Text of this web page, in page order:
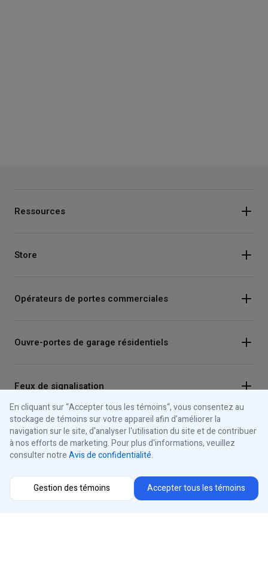
Ressources
Store
Opérateurs de portes commerciales
Ouvre-portes de garage résidentiels
Feux de signalisation
Panneaux de commande
À propos d'iControls
En cliquant sur “Accepter tous les témoins“, vous consentez au
stockage de témoins sur votre appareil afin d'améliorer la
navigation sur le site, d'analyser l'utilisation du site et de contribuer
à nos efforts de marketing. Pour plus d'informations, veuillez
consulter notreAvis de confidentialité.
Gestion des témoins Accepter tous les témoins